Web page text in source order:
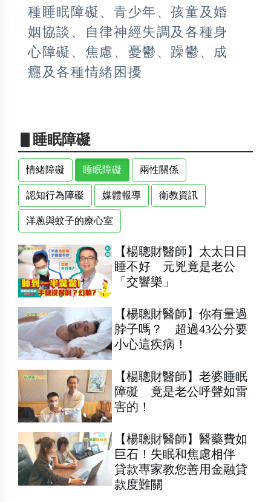
種睡眠障礙、青少年、孩童及婚
姻協談、自律神經失調及各種身
心障礙、焦慮、憂鬱、躁鬱、成
癮及各種情緒困擾
▋睡眠障礙
情緒障礙 睡眠障礙 兩性關係
認知行為障礙 媒體報導 衛教資訊
洋蔥與蚊子的療心室
【楊聰財醫師】太太日日
睡不好 元兇竟是老公
「交響樂」
【楊聰財醫師】你有量過
脖子嗎？ 超過43公分要
小心這疾病！
【楊聰財醫師】老婆睡眠
障礙 竟是老公呼聲如雷
害的！
【楊聰財醫師】醫藥費如
巨石！失眠和焦慮相伴
貸款專家教您善用金融貸
款度難關